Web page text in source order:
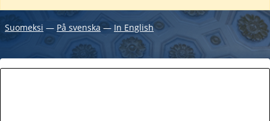
Suomeksi ― På svenska ― In English